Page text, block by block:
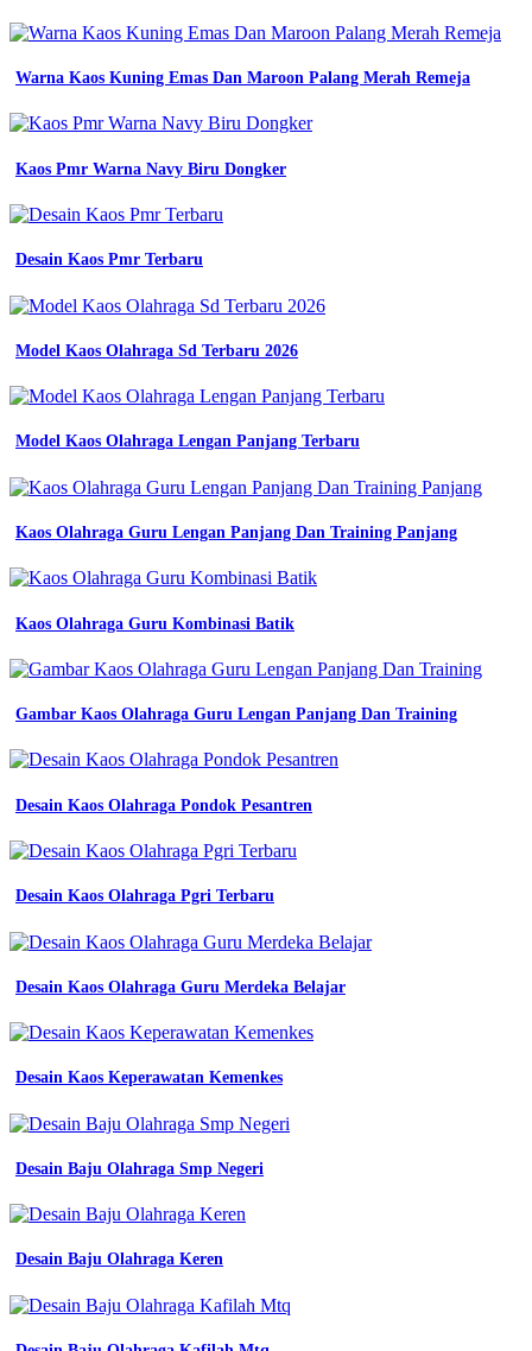
Bagus
super
denga
berbagai
warna
10
contoh
desain
komunitas
simple
elegan
desain
komunitas
pemuda
keren
motor
desa
6
contoh
kaos
yang
dan
tren
kini
contoh
desain
kaos
komunitas
yang
simple
keren
masa
6
Desain
Kaos
Jersey
Contoh
Desain
Kaos
Warna Kaos Kuning Emas Dan Maroon Palang Merah Remeja
Kaos Pmr Warna Navy Biru Dongker
Desain Kaos Pmr Terbaru
Model Kaos Olahraga Sd Terbaru 2026
Model Kaos Olahraga Lengan Panjang Terbaru
Kaos Olahraga Guru Lengan Panjang Dan Training Panjang
Kaos Olahraga Guru Kombinasi Batik
Gambar Kaos Olahraga Guru Lengan Panjang Dan Training
Desain Kaos Olahraga Pondok Pesantren
Desain Kaos Olahraga Pgri Terbaru
Desain Kaos Olahraga Guru Merdeka Belajar
Desain Kaos Keperawatan Kemenkes
Desain Baju Olahraga Smp Negeri
Desain Baju Olahraga Keren